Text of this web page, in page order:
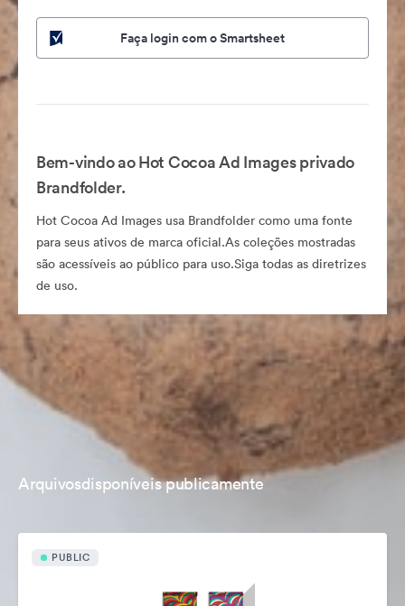
Faça login com o Smartsheet
Bem-vindo ao Hot Cocoa Ad Images privado
Brandfolder.
Hot Cocoa Ad Images usa Brandfolder como uma fonte
para seus ativos de marca oficial.As coleções mostradas
são acessíveis ao público para uso.Siga todas as diretrizes
de uso.
Arquivosdisponíveis publicamente
PUBLIC